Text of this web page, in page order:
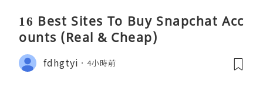
16 Best Sites To Buy Snapchat Acc
ounts (Real & Cheap)
fdhgtyi 4小時前